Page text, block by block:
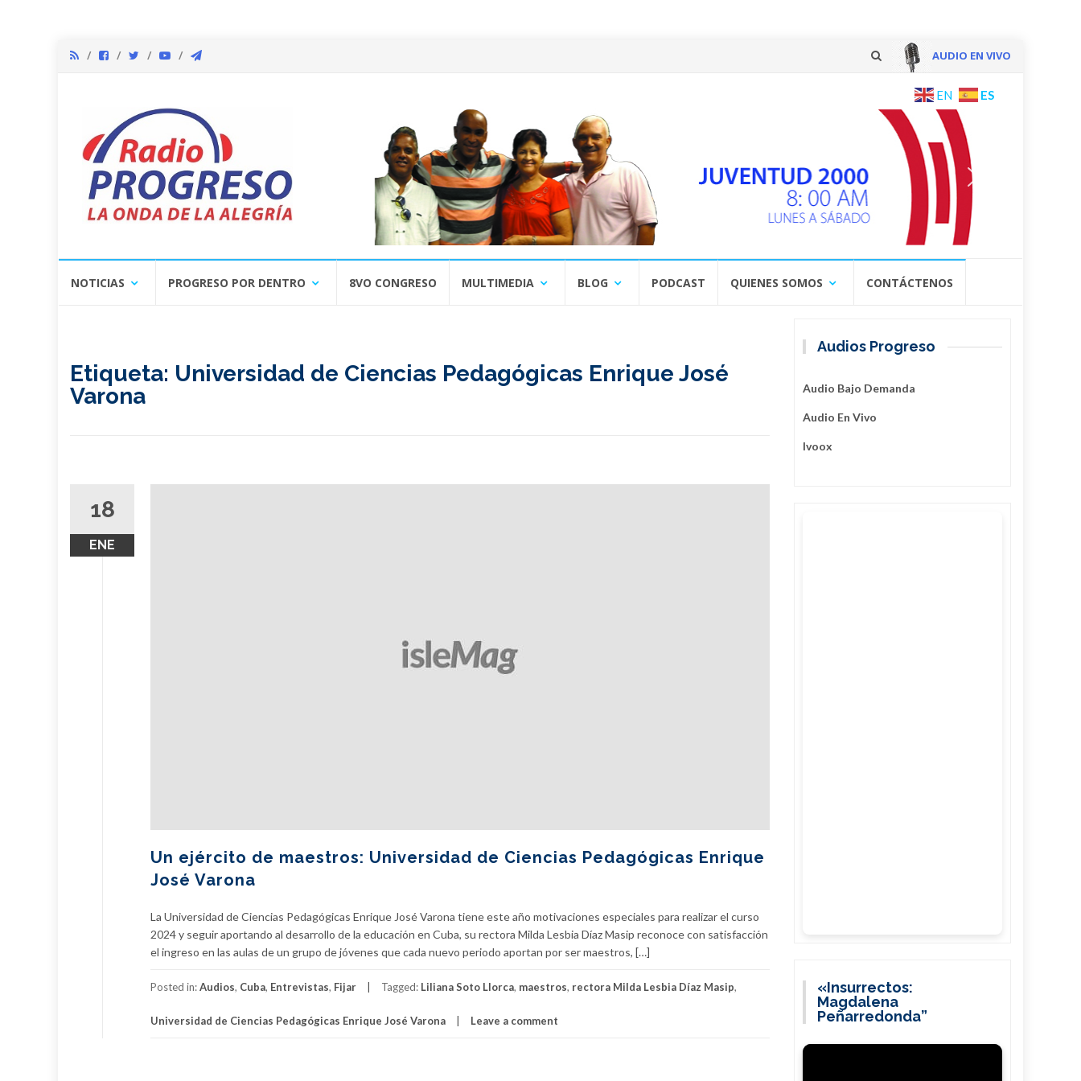
AUDIO EN VIVO
content
EN ES
NOTICIAS PROGRESO POR DENTRO 8VO CONGRESO MULTIMEDIA BLOG PODCAST QUIENES SOMOS CONTÁCTENOS
Etiqueta: Universidad de Ciencias Pedagógicas Enrique José
Varona
18
ENE
Un ejército de maestros: Universidad de Ciencias Pedagógicas Enrique
José Varona
La Universidad de Ciencias Pedagógicas Enrique José Varona tiene este año motivaciones especiales para realizar el curso
2024 y seguir aportando al desarrollo de la educación en Cuba, su rectora Milda Lesbia Díaz Masip reconoce con satisfacción
el ingreso en las aulas de un grupo de jóvenes que cada nuevo periodo aportan por ser maestros, […]
Posted in:Audios, Cuba, Entrevistas, Fijar Tagged: Liliana Soto Llorca, maestros, rectora Milda Lesbia Díaz Masip,
Universidad de Ciencias Pedagógicas Enrique José Varona Leave a comment
Audios Progreso
Audio Bajo Demanda
Audio En Vivo
Ivoox
«Insurrectos:
Magdalena
Peñarredonda”